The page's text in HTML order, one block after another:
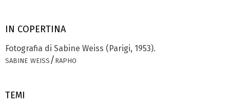
IN COPERTINA
Fotografia di Sabine Weiss (Parigi, 1953).
sabine weiss/rapho
TEMI